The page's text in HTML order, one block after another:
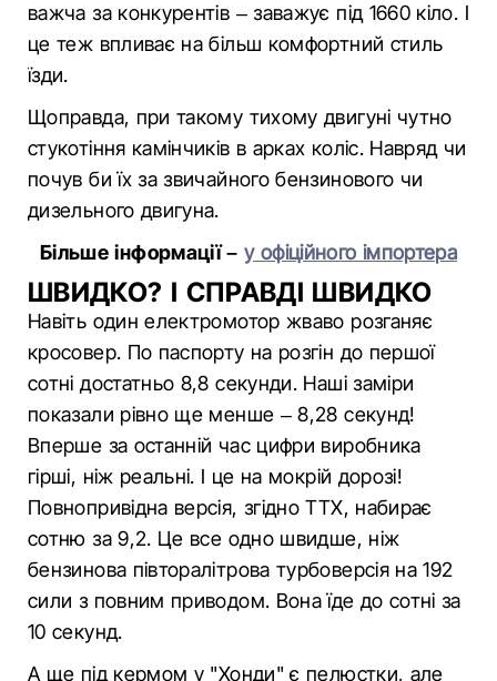
важча за конкурентів – заважує під 1660 кіло. І
це теж впливає на більш комфортний стиль
їзди.
Щоправда, при такому тихому двигуні чутно
стукотіння камінчиків в арках коліс. Навряд чи
почув би їх за звичайного бензинового чи
дизельного двигуна.
Більше інформації –у офіційного імпортера
ШВИДКО? І СПРАВДІ ШВИДКО
Навіть один електромотор жваво розганяє
кросовер. По паспорту на розгін до першої
сотні достатньо 8,8 секунди. Наші заміри
показали рівно ще менше – 8,28 секунд!
Вперше за останній час цифри виробника
гірші, ніж реальні. І це на мокрій дорозі!
Повнопривідна версія, згідно ТТХ, набирає
сотню за 9,2. Це все одно швидше, ніж
бензинова півторалітрова турбоверсія на 192
сили з повним приводом. Вона їде до сотні за
10 секунд.
А ще під кермом у "Хонди" є пелюстки, але